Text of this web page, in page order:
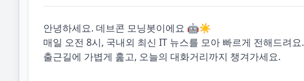
안녕하세요. 데브콘 모닝봇이에요 🤖☀️
매일 오전 8시, 국내외 최신 IT 뉴스를 모아 빠르게 전해드려요.
출근길에 가볍게 훑고, 오늘의 대화거리까지 챙겨가세요.